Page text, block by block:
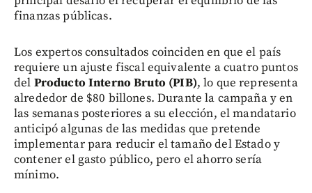
finanzas públicas.
Los expertos consultados coinciden en que el país
requiere un ajuste fiscal equivalente a cuatro puntos
del Producto Interno Bruto (PIB), lo que representa
alrededor de $80 billones. Durante la campaña y en
las semanas posteriores a su elección, el mandatario
anticipó algunas de las medidas que pretende
implementar para reducir el tamaño del Estado y
contener el gasto público, pero el ahorro sería
mínimo.